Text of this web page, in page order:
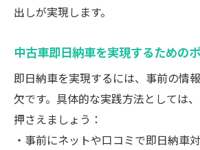
出しが実現します。
中古車即日納車を実現するための
即日納車を実現するには、事前の情
欠です。具体的な実践方法としては
押さえましょう：
・事前にネットや口コミで即日納車